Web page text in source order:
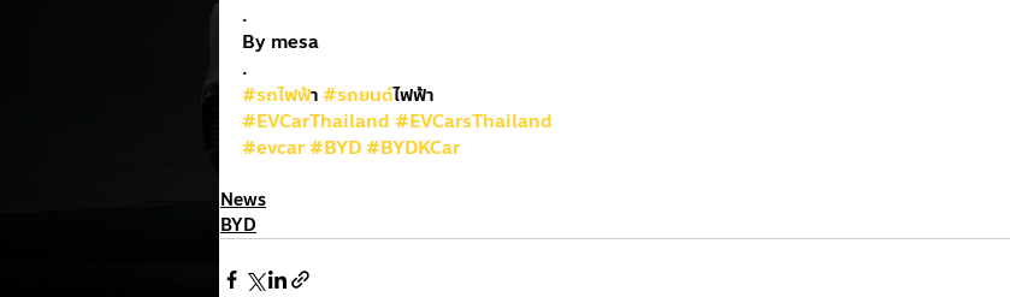
.
By mesa
.
#รถไฟฟ้า #รถยนต์ไฟฟ้า
#EVCarThailand #EVCarsThailand
#evcar#BYD#BYDKCar
News
BYD